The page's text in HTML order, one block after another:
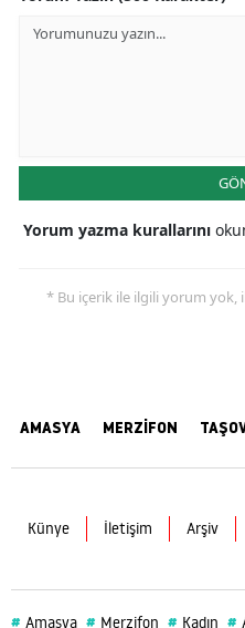
Yorum yazma kurallarını
* Bu içerik ile ilgili yorum yok,
AMASYA MERZİFON
Künye İletişim Arşiv
# Amasya # Merzifon # Kadın #